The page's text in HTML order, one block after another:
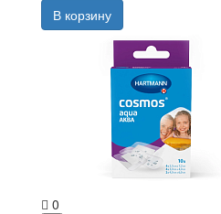
В корзину
0